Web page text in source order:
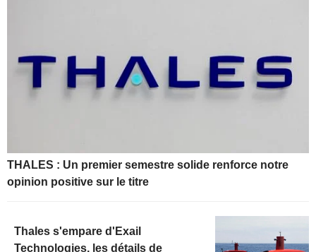
THALES : Un premier semestre solide renforce notre
opinion positive sur le titre
Thales s'empare d'Exail
Technologies, les détails de